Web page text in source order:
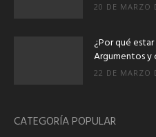
20 DE MARZO
¿Por qué
Argumentos y
22 DE MARZO
CATEGORÍA POPULAR